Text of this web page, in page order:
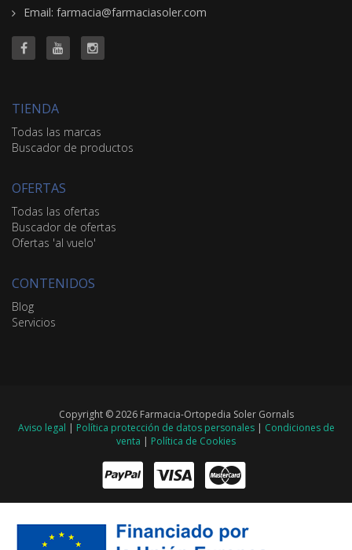
Email: farmacia@farmaciasoler.com
TIENDA
Todas las marcas
Buscador de productos
OFERTAS
Todas las ofertas
Buscador de ofertas
Ofertas 'al vuelo'
CONTENIDOS
Blog
Servicios
Copyright © 2026 Farmacia-Ortopedia Soler Gornals
Aviso legal | Política protección de datos personales| Condiciones de
venta | Política de Cookies